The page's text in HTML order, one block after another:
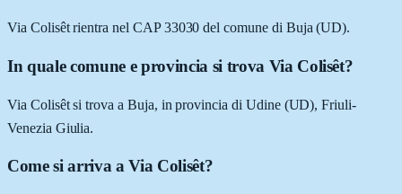
Via Colisêt rientra nel CAP 33030 del comune di Buja (UD).
In quale comune e provincia si trova Via Colisêt?
Via Colisêt si trova a Buja, in provincia di Udine (UD), Friuli-
Venezia Giulia.
Come si arriva a Via Colisêt?